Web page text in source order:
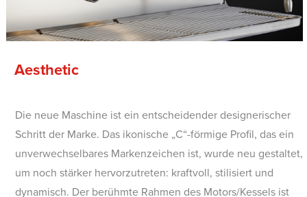
Aesthetic
Die neue Maschine ist ein entscheidender designerischer
Schritt der Marke. Das ikonische „C“-förmige Profil, das ein
unverwechselbares Markenzeichen ist, wurde neu gestaltet,
um noch stärker hervorzutreten: kraftvoll, stilisiert und
dynamisch. Der berühmte Rahmen des Motors/Kessels ist